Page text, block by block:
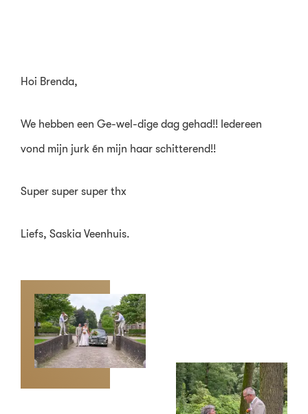
Hoi Brenda,
We hebben een Ge-wel-dige dag gehad!! Iedereen
vond mijn jurk én mijn haar schitterend!!
Super super super thx
Liefs, Saskia Veenhuis.